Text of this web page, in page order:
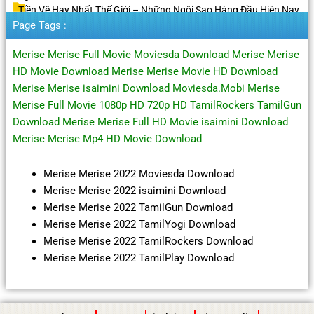
Tiền Vệ Hay Nhất Thế Giới – Những Ngôi Sao Hàng Đầu Hiện Nay
Page Tags :
Merise Merise Full Movie Moviesda Download Merise Merise
HD Movie Download Merise Merise Movie HD Download
Merise Merise isaimini Download Moviesda.Mobi Merise
Merise Full Movie 1080p HD 720p HD TamilRockers TamilGun
Download Merise Merise Full HD Movie isaimini Download
Merise Merise Mp4 HD Movie Download
Merise Merise 2022 Moviesda Download
Merise Merise 2022 isaimini Download
Merise Merise 2022 TamilGun Download
Merise Merise 2022 TamilYogi Download
Merise Merise 2022 TamilRockers Download
Merise Merise 2022 TamilPlay Download